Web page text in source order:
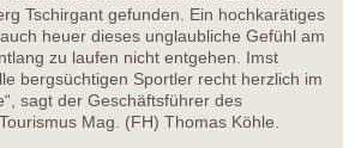
Tschirgant gefunden. Ein hochkarätiges
heuer dieses unglaubliche Gefühl am
zu laufen nicht entgehen. Imst
bergsüchtigen Sportler recht herzlich im
sagt der Geschäftsführer des
Mag. (FH) Thomas Köhle.